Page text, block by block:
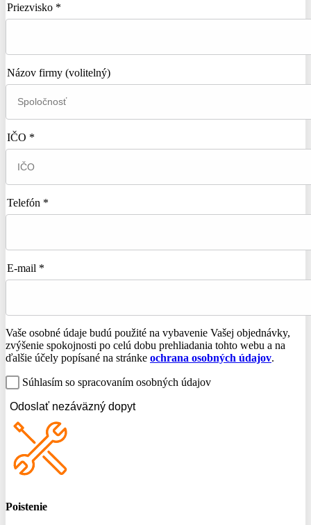
Priezvisko *
Názov firmy (volitelný)
IČO *
Telefón *
E-mail *
Vaše osobné údaje budú použité na vybavenie Vašej objednávky,
zvýšenie spokojnosti po celú dobu prehliadania tohto webu a na
ďalšie účely popísané na stránke ochrana osobných údajov.
Súhlasím so spracovaním osobných údajov
Odoslať nezáväzný dopyt
Poistenie